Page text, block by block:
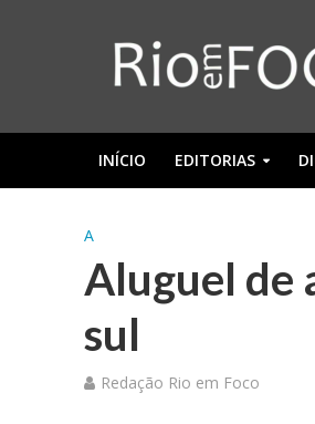
INÍCIO EDITORIAS
A
Aluguel de
sul
Redação Rio em Foco